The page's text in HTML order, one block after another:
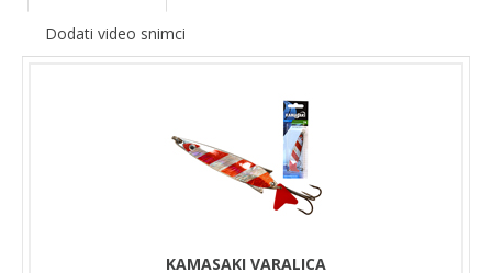
Dodati video snimci
KAMASAKI VARALICA